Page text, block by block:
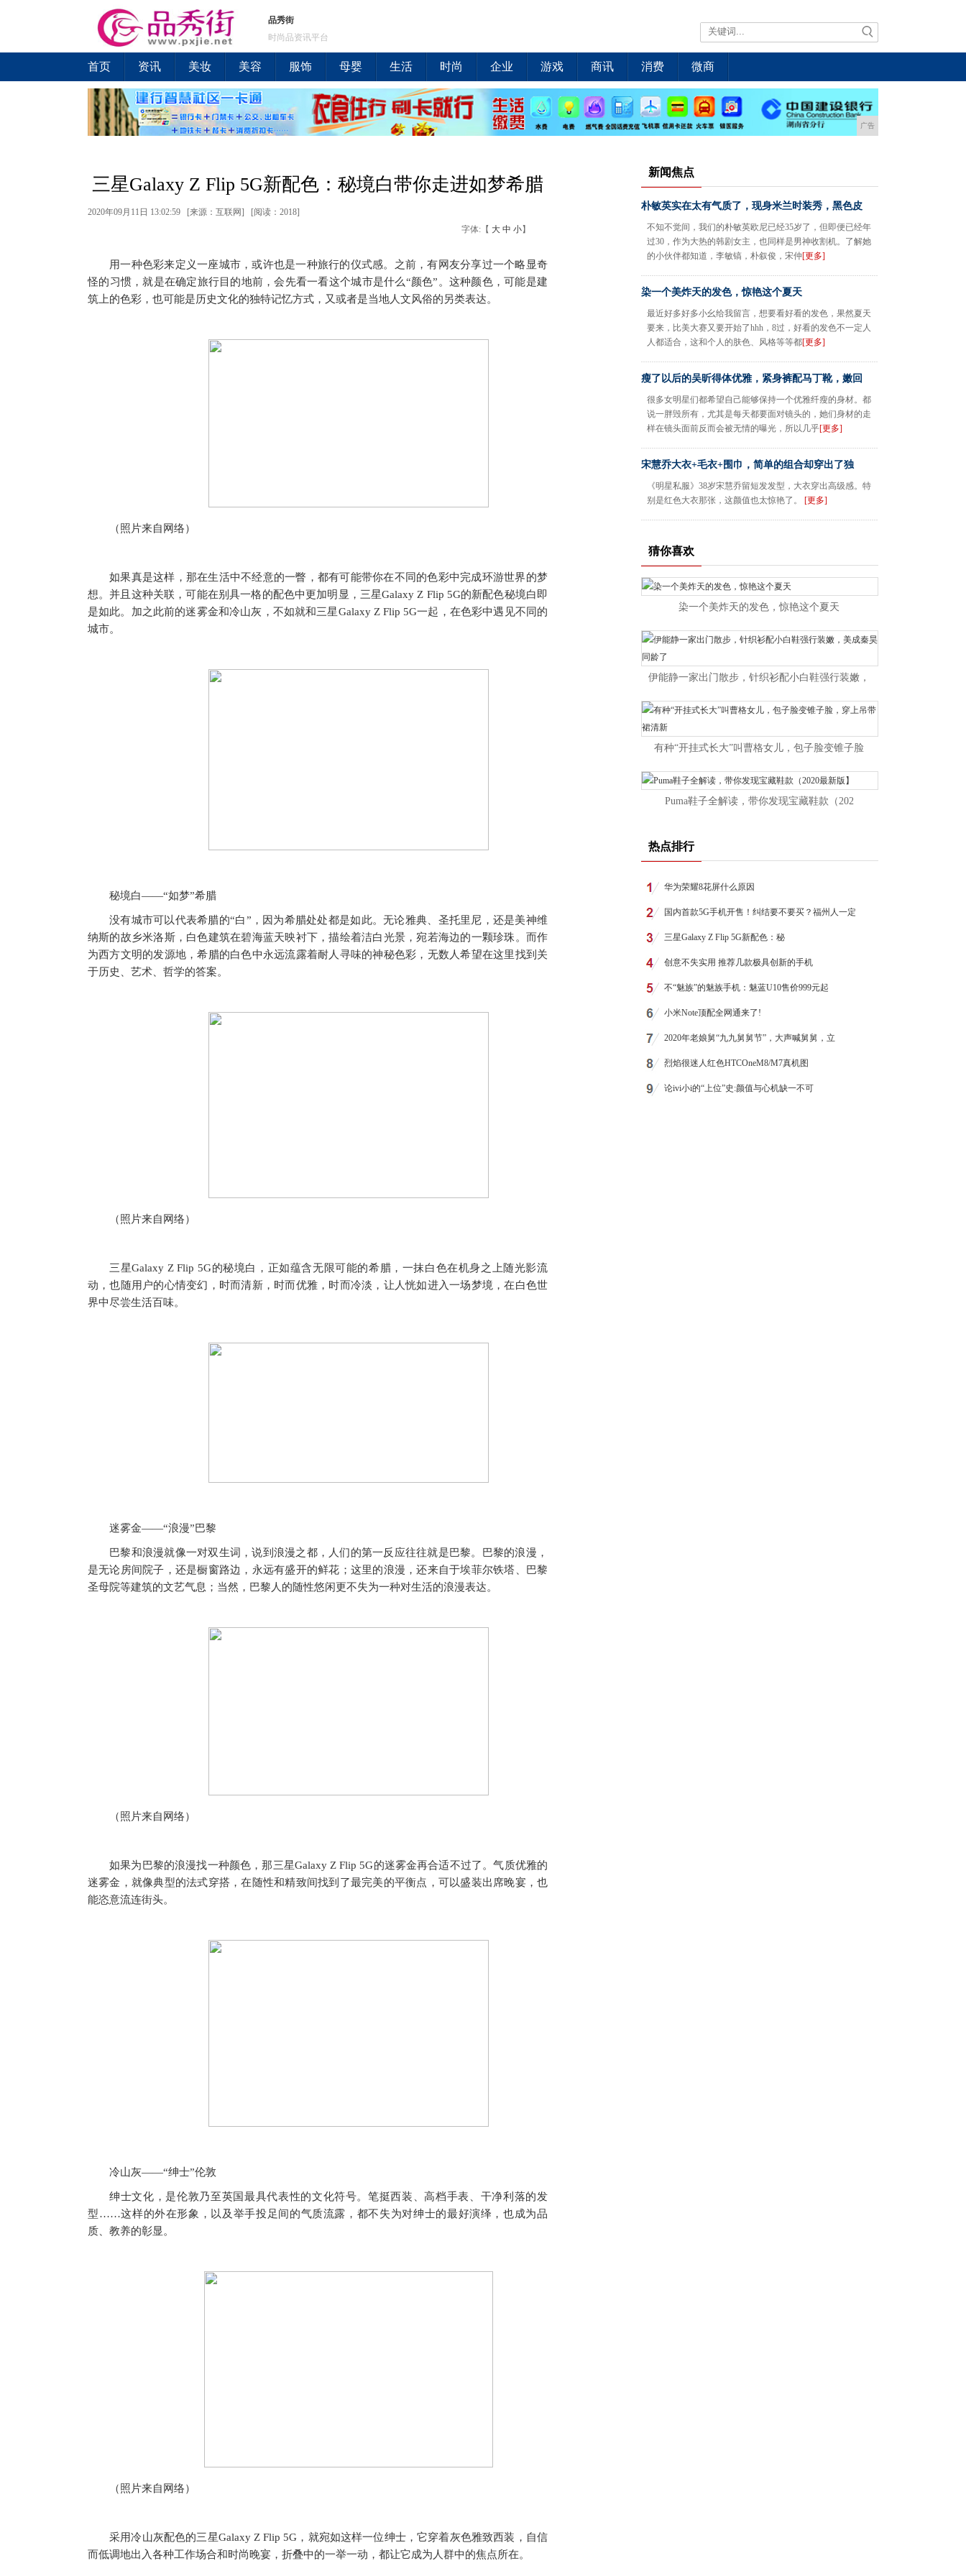
品秀街
时尚品资讯平台
首页 资讯 美妆 美容 服饰 母婴 生活 时尚 企业 游戏 商讯 消费 微商
广告
三星Galaxy Z Flip 5G新配色：秘境白带你走进如梦希腊
2020年09月11日 13:02:59 [来源：互联网] [阅读：2018]
字体:【 大 中 小】
用一种色彩来定义一座城市，或许也是一种旅行的仪式感。之前，有网友分享过一个略显奇
怪的习惯，就是在确定旅行目的地前，会先看一看这个城市是什么“颜色”。这种颜色，可能是建
筑上的色彩，也可能是历史文化的独特记忆方式，又或者是当地人文风俗的另类表达。
（照片来自网络）
如果真是这样，那在生活中不经意的一瞥，都有可能带你在不同的色彩中完成环游世界的梦
想。并且这种关联，可能在别具一格的配色中更加明显，三星Galaxy Z Flip 5G的新配色秘境白即
是如此。加之此前的迷雾金和冷山灰，不如就和三星Galaxy Z Flip 5G一起，在色彩中遇见不同的
城市。
秘境白——“如梦”希腊
没有城市可以代表希腊的“白”，因为希腊处处都是如此。无论雅典、圣托里尼，还是美神维
纳斯的故乡米洛斯，白色建筑在碧海蓝天映衬下，描绘着洁白光景，宛若海边的一颗珍珠。而作
为西方文明的发源地，希腊的白色中永远流露着耐人寻味的神秘色彩，无数人希望在这里找到关
于历史、艺术、哲学的答案。
（照片来自网络）
三星Galaxy Z Flip 5G的秘境白，正如蕴含无限可能的希腊，一抹白色在机身之上随光影流
动，也随用户的心情变幻，时而清新，时而优雅，时而冷淡，让人恍如进入一场梦境，在白色世
界中尽尝生活百味。
迷雾金——“浪漫”巴黎
巴黎和浪漫就像一对双生词，说到浪漫之都，人们的第一反应往往就是巴黎。巴黎的浪漫，
是无论房间院子，还是橱窗路边，永远有盛开的鲜花；这里的浪漫，还来自于埃菲尔铁塔、巴黎
圣母院等建筑的文艺气息；当然，巴黎人的随性悠闲更不失为一种对生活的浪漫表达。
（照片来自网络）
如果为巴黎的浪漫找一种颜色，那三星Galaxy Z Flip 5G的迷雾金再合适不过了。气质优雅的
迷雾金，就像典型的法式穿搭，在随性和精致间找到了最完美的平衡点，可以盛装出席晚宴，也
能恣意流连街头。
冷山灰——“绅士”伦敦
绅士文化，是伦敦乃至英国最具代表性的文化符号。笔挺西装、高档手表、干净利落的发
型……这样的外在形象，以及举手投足间的气质流露，都不失为对绅士的最好演绎，也成为品
质、教养的彰显。
（照片来自网络）
采用冷山灰配色的三星Galaxy Z Flip 5G，就宛如这样一位绅士，它穿着灰色雅致西装，自信
而低调地出入各种工作场合和时尚晚宴，折叠中的一举一动，都让它成为人群中的焦点所在。
新闻焦点
朴敏英实在太有气质了，现身米兰时装秀，黑色皮
不知不觉间，我们的朴敏英欧尼已经35岁了，但即便已经年
过30，作为大热的韩剧女主，也同样是男神收割机。了解她
的小伙伴都知道，李敏镐，朴叙俊，宋仲[更多]
染一个美炸天的发色，惊艳这个夏天
最近好多好多小幺给我留言，想要看好看的发色，果然夏天
要来，比美大赛又要开始了hhh，8过，好看的发色不一定人
人都适合，这和个人的肤色、风格等等都[更多]
瘦了以后的吴昕得体优雅，紧身裤配马丁靴，嫩回
很多女明星们都希望自己能够保持一个优雅纤瘦的身材。都
说一胖毁所有，尤其是每天都要面对镜头的，她们身材的走
样在镜头面前反而会被无情的曝光，所以几乎[更多]
宋慧乔大衣+毛衣+围巾，简单的组合却穿出了独
《明星私服》38岁宋慧乔留短发发型，大衣穿出高级感。特
别是红色大衣那张，这颜值也太惊艳了。 [更多]
猜你喜欢
染一个美炸天的发色，惊艳这个夏天
伊能静一家出门散步，针织衫配小白鞋强行装嫩，
有种“开挂式长大”叫曹格女儿，包子脸变锥子脸
Puma鞋子全解读，带你发现宝藏鞋款（202
热点排行
华为荣耀8花屏什么原因
国内首款5G手机开售！纠结要不要买？福州人一定
三星Galaxy Z Flip 5G新配色：秘
创意不失实用 推荐几款极具创新的手机
不“魅族”的魅族手机：魅蓝U10售价999元起
小米Note顶配全网通来了!
2020年老娘舅“九九舅舅节”，大声喊舅舅，立
烈焰很迷人红色HTCOneM8/M7真机图
论ivi小i的“上位”史:颜值与心机缺一不可